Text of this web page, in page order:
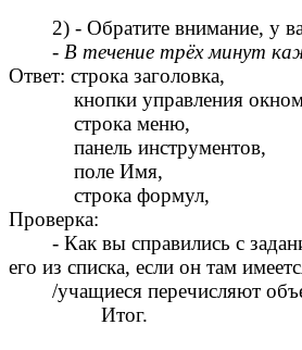
2) - Обратите внимание, у вас
- В течение трёх минут
Ответ: строка
кнопки управления
строка
панель
поле Имя,
строка формул,
Проверка:
- Как вы справились с
его из списка, если он там
/учащиеся перечисляют
Итог.